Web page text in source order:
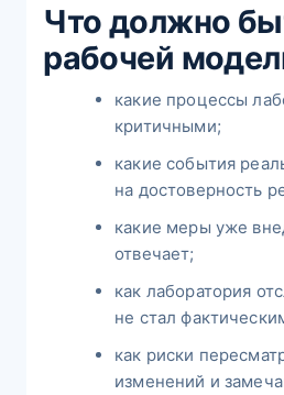
Что должно
рабочей
какие процессы
критичными;
какие события
на достоверность
какие меры уже
отвечает;
как лаборатория
не стал
как риски
изменений и